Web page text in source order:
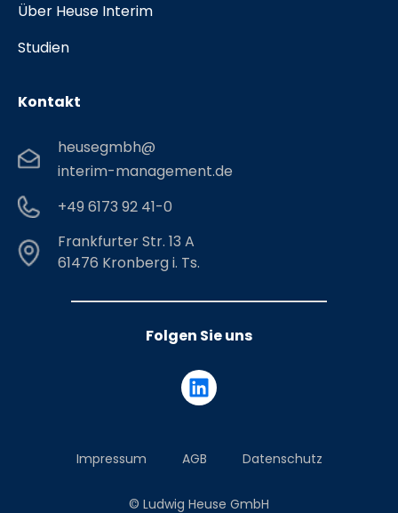
Über Heuse Interim
Studien
Kontakt
heusegmbh@
interim-management.de
+49 6173 92 41-0
Frankfurter Str. 13 A
61476 Kronberg i. Ts.
Folgen Sie uns
Impressum AGB Datenschutz
© Ludwig Heuse GmbH